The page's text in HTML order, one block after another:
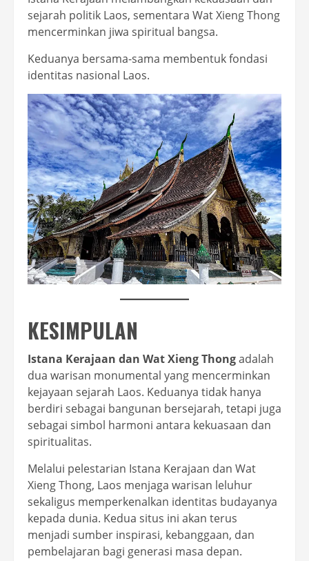
sejarah politik Laos, sementara Wat Xieng Thong
mencerminkan jiwa spiritual bangsa.
Keduanya bersama-sama membentuk fondasi
identitas nasional Laos.
KESIMPULAN
Istana Kerajaan dan Wat Xieng Thongadalah
dua warisan monumental yang mencerminkan
kejayaan sejarah Laos. Keduanya tidak hanya
berdiri sebagai bangunan bersejarah, tetapi juga
sebagai simbol harmoni antara kekuasaan dan
spiritualitas.
Melalui pelestarian Istana Kerajaan dan Wat
Xieng Thong, Laos menjaga warisan leluhur
sekaligus memperkenalkan identitas budayanya
kepada dunia. Kedua situs ini akan terus
menjadi sumber inspirasi, kebanggaan, dan
pembelajaran bagi generasi masa depan.